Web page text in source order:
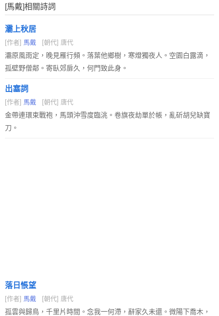
[馬戴]相關詩詞
灞上秋居
[作者] 馬戴 [朝代] 唐代
灞原風雨定，晚見雁行頻。落葉他鄉樹，寒燈獨夜人。空園白露滴，
孤壁野僧鄰。寄臥郊扉久，何門致此身。
出塞詞
[作者] 馬戴 [朝代] 唐代
金帶連環束戰袍，馬頭沖雪度臨洮。卷旗夜劫單於帳，亂斫胡兒缺寶
刀。
落日悵望
[作者] 馬戴 [朝代] 唐代
孤雲與歸鳥，千里片時間。念我一何滯，辭家久未還。微陽下喬木，